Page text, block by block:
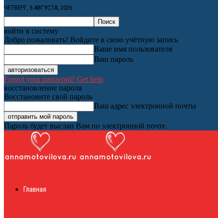
ЧЕТВЕРГ, 6 АВГУСТА, 2026
войти в систему
Добро пожаловать! Войдите в свою учётную запись
Ваше имя пользователя
Ваш пароль
Forgot your password? Get help
восстановление пароля
Восстановите свой пароль
Ваш адрес электронной почты
Пароль будет выслан Вам по электронной почте.
Главная